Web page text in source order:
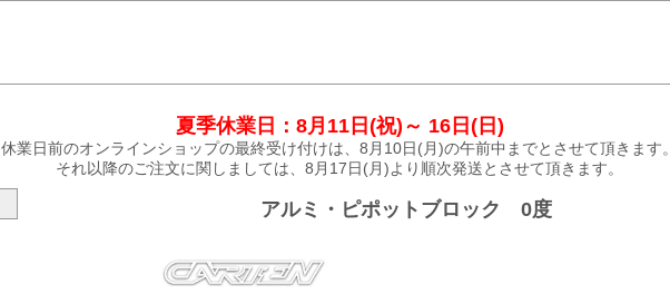
夏季休業日：8月11日(祝)～ 16日(日)
休業日前のオンラインショップの最終受け付けは、8月10日(月)の午前中までとさせて頂きます。
それ以降のご注文に関しましては、8月17日(月)より順次発送とさせて頂きます。
アルミ・ピポットブロック 0度